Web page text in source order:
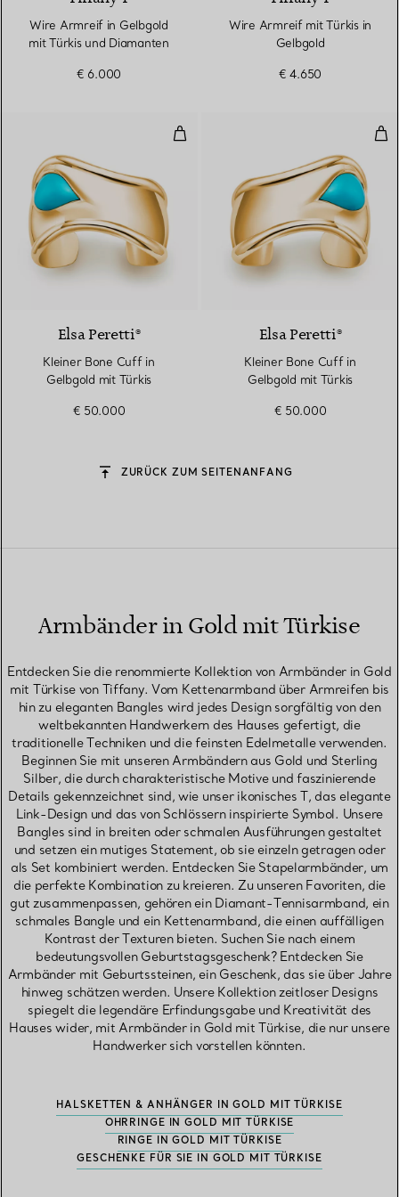
Wire Armreif in Gelbgold
mit Türkis und Diamanten
€ 6.000
Wire Armreif mit Türkis in
Gelbgold
€ 4.650
Kleiner Bone Cuff in Gelbgold
2 Materialien
Elsa Peretti®
Kleiner Bone Cuff in
Gelbgold mit Türkis
€ 50.000
Elsa Peretti®
Kleiner Bone Cuff in
Gelbgold mit Türkis
€ 50.000
ZURÜCK ZUM SEITENANFANG
Armbänder in Gold mit Türkise
Entdecken Sie die renommierte Kollektion von Armbänder in Gold
mit Türkise von Tiffany. Vom Kettenarmband über Armreifen bis
hin zu eleganten Bangles wird jedes Design sorgfältig von den
weltbekannten Handwerkern des Hauses gefertigt, die
traditionelle Techniken und die feinsten Edelmetalle verwenden.
Beginnen Sie mit unseren Armbändern aus Gold und Sterling
Silber, die durch charakteristische Motive und faszinierende
Details gekennzeichnet sind, wie unser ikonisches T, das elegante
Link-Design und das von Schlössern inspirierte Symbol. Unsere
Bangles sind in breiten oder schmalen Ausführungen gestaltet
und setzen ein mutiges Statement, ob sie einzeln getragen oder
als Set kombiniert werden. Entdecken Sie Stapelarmbänder, um
die perfekte Kombination zu kreieren. Zu unseren Favoriten, die
gut zusammenpassen, gehören ein Diamant-Tennisarmband, ein
schmales Bangle und ein Kettenarmband, die einen auffälligen
Kontrast der Texturen bieten. Suchen Sie nach einem
bedeutungsvollen Geburtstagsgeschenk? Entdecken Sie
Armbänder mit Geburtssteinen, ein Geschenk, das sie über Jahre
hinweg schätzen werden. Unsere Kollektion zeitloser Designs
spiegelt die legendäre Erfindungsgabe und Kreativität des
Hauses wider, mit Armbänder in Gold mit Türkise, die nur unsere
Handwerker sich vorstellen könnten.
HALSKETTEN & ANHÄNGER IN GOLD MIT TÜRKISE
OHRRINGE IN GOLD MIT TÜRKISE
RINGE IN GOLD MIT TÜRKISE
GESCHENKE FÜR SIE IN GOLD MIT TÜRKISE